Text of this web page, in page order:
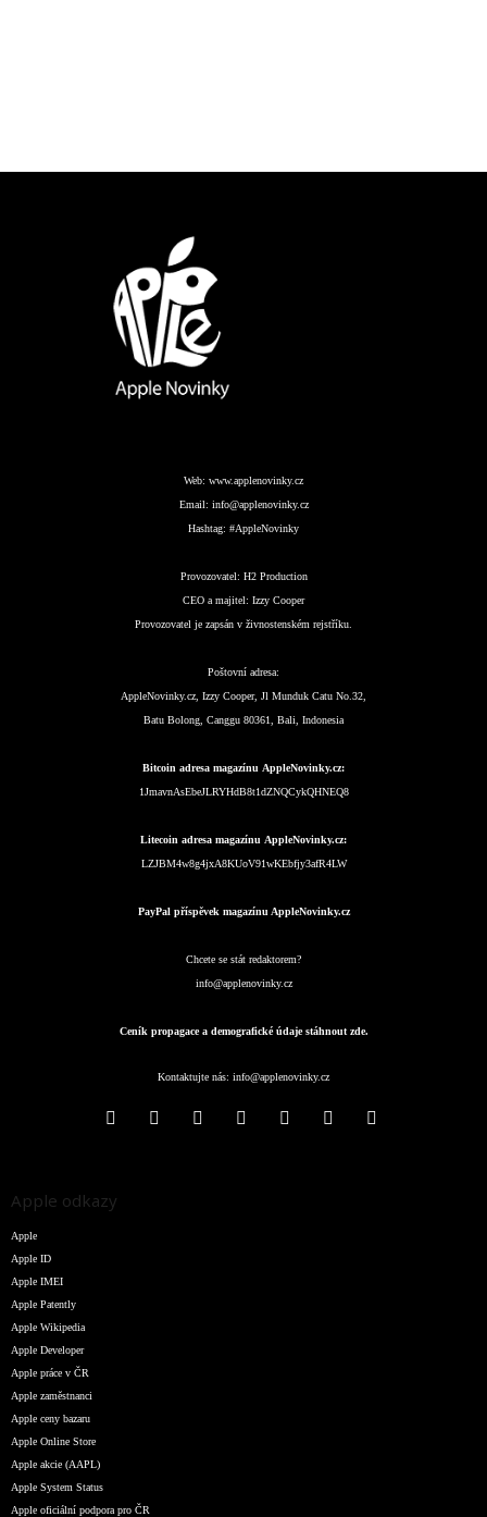
Web: www.applenovinky.cz
Email: info@applenovinky.cz
Hashtag: #AppleNovinky
Provozovatel: H2 Production
CEO a majitel: Izzy Cooper
Provozovatel je zapsán v živnostenském rejstříku.
Poštovní adresa:
AppleNovinky.cz, Izzy Cooper, Jl Munduk Catu No.32,
Batu Bolong, Canggu 80361, Bali, Indonesia
Bitcoin adresa magazínu AppleNovinky.cz:
1JmavnAsEbeJLRYHdB8t1dZNQCykQHNEQ8
Litecoin adresa magazínu AppleNovinky.cz:
LZJBM4w8g4jxA8KUoV91wKEbfjy3afR4LW
PayPal příspěvek magazínu AppleNovinky.cz
Chcete se stát redaktorem?
info@applenovinky.cz
Ceník propagace a demografické údaje stáhnout zde.
Kontaktujte nás: info@applenovinky.cz
Apple odkazy
Apple
Apple ID
Apple IMEI
Apple Patently
Apple Wikipedia
Apple Developer
Apple práce v ČR
Apple zaměstnanci
Apple ceny bazaru
Apple Online Store
Apple akcie (AAPL)
Apple System Status
Apple oficiální podpora pro ČR